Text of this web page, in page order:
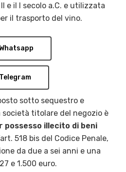
e il I secolo a.C. e utilizzata
il trasporto del vino.
sotto sequestro e
società titolare del negozio è
possesso illecito di beni
518 bis del Codice Penale,
da due a sei anni e una
e 1.500 euro.